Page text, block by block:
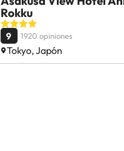
Rokku
9 1920 opiniones
Tokyo, Japón